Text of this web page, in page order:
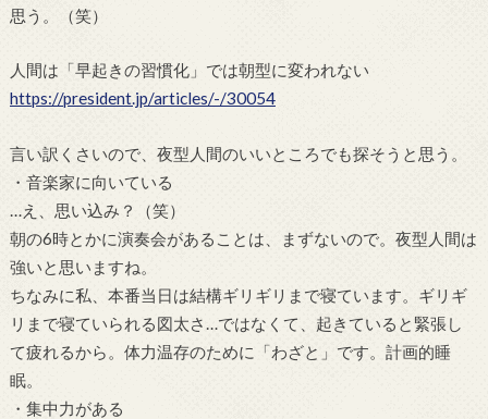
思う。（笑）
人間は「早起きの習慣化」では朝型に変われない
https://president.jp/articles/-/30054
言い訳くさいので、夜型人間のいいところでも探そうと思う。
・音楽家に向いている
…え、思い込み？（笑）
朝の6時とかに演奏会があることは、まずないので。夜型人間は
強いと思いますね。
ちなみに私、本番当日は結構ギリギリまで寝ています。ギリギ
リまで寝ていられる図太さ…ではなくて、起きていると緊張し
て疲れるから。体力温存のために「わざと」です。計画的睡
眠。
・集中力がある